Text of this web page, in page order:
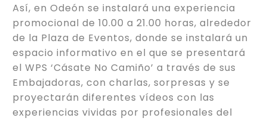
Así, en Odeón se instalará una experiencia
promocional de 10.00 a 21.00 horas, alrededor
de la Plaza de Eventos, donde se instalará un
espacio informativo en el que se presentará
el WPS ‘Cásate No Camiño’ a través de sus
Embajadoras, con charlas, sorpresas y se
proyectarán diferentes vídeos con las
experiencias vividas por profesionales del